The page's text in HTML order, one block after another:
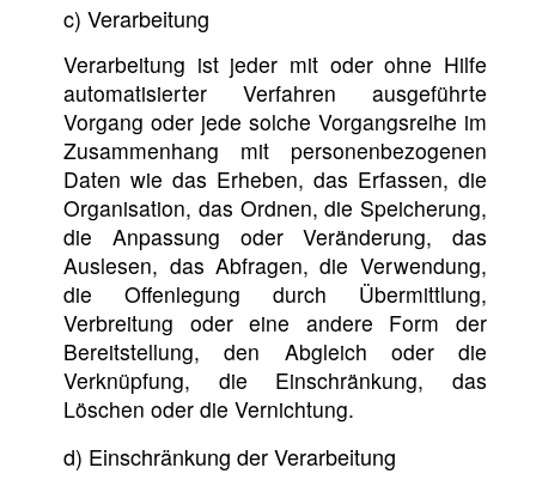
c) Verarbeitung
Verarbeitung ist jeder mit oder ohne Hilfe
automatisierter Verfahren ausgeführte
Vorgang oder jede solche Vorgangsreihe im
Zusammenhang mit personenbezogenen
Daten wie das Erheben, das Erfassen, die
Organisation, das Ordnen, die Speicherung,
die Anpassung oder Veränderung, das
Auslesen, das Abfragen, die Verwendung,
die Offenlegung durch Übermittlung,
Verbreitung oder eine andere Form der
Bereitstellung, den Abgleich oder die
Verknüpfung, die Einschränkung, das
Löschen oder die Vernichtung.
d) Einschränkung der Verarbeitung